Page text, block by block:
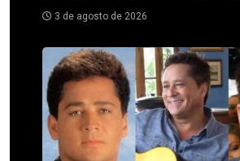
3 de agosto de 2026